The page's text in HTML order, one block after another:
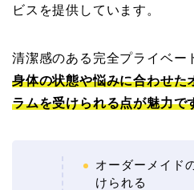
ビスを提供しています。
清潔感のある完全プライベー
身体の状態や悩みに合わせた
ラムを受けられる点が魅力で
オーダーメイド
けられる